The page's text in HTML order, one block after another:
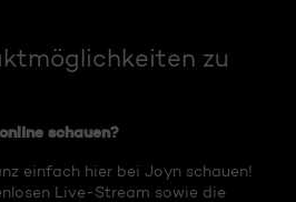
zu
schauen?
einfach hier bei Joyn schauen!
Live-Stream sowie die